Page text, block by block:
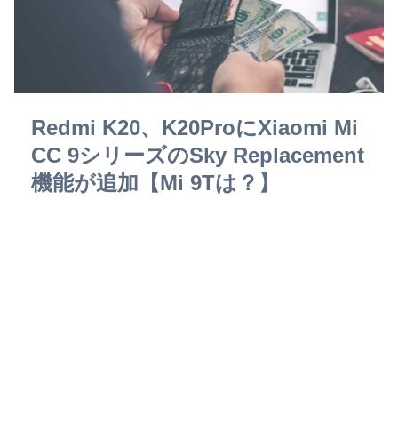
Redmi K20、K20ProにXiaomi Mi
CC 9シリーズのSky Replacement
機能が追加【Mi 9Tは？】